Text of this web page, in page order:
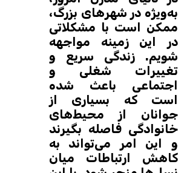
به‌ویژه در شهرهای بزرگ،
ممکن است با مشکلاتی
در این زمینه مواجهه
شویم. زندگی سریع و
تغییرات شغلی و
اجتماعی باعث شده
است که بسیاری از
جوانان از محیط‌های
خانوادگی فاصله بگیرند
و این امر می‌تواند به
کاهش ارتباطات میان